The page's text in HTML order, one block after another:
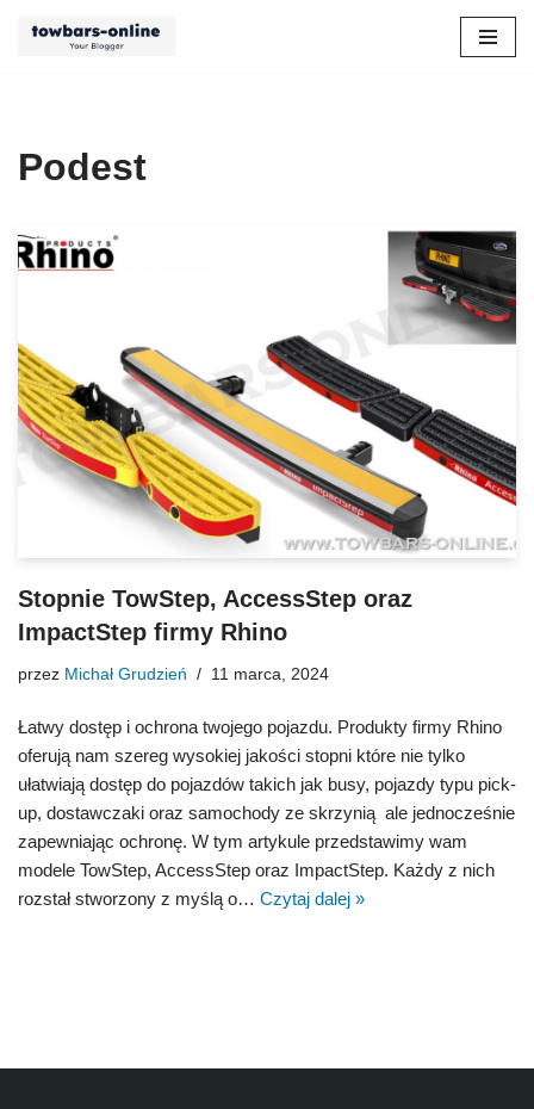
Podest
Stopnie TowStep, AccessStep oraz
ImpactStep firmy Rhino
przez Michał Grudzień 11 marca, 2024
Łatwy dostęp i ochrona twojego pojazdu. Produkty firmy Rhino
oferują nam szereg wysokiej jakości stopni które nie tylko
ułatwiają dostęp do pojazdów takich jak busy, pojazdy typu pick-
up, dostawczaki oraz samochody ze skrzynią ale jednocześnie
zapewniając ochronę. W tym artykule przedstawimy wam
modele TowStep, AccessStep oraz ImpactStep. Każdy z nich
rozstał stworzony z myślą o… Czytaj dalej »